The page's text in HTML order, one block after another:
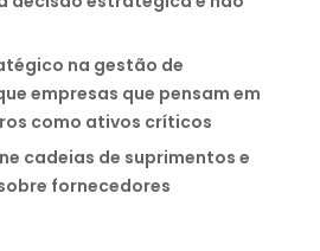
na gestão de
empresas que pensam em
como ativos críticos
cadeias de suprimentos e
fornecedores